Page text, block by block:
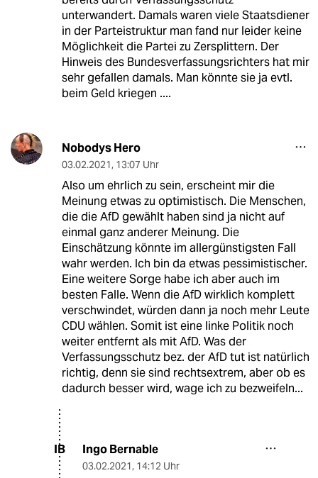
unterwandert. Damals waren viele Staatsdiener
in der Parteistruktur man fand nur leider keine
Möglichkeit die Partei zu Zersplittern. Der
Hinweis des Bundesverfassungsrichters hat mir
sehr gefallen damals. Man könnte sie ja evtl.
beim Geld kriegen ....
Nobodys Hero
03.02.2021, 13:07 Uhr
Also um ehrlich zu sein, erscheint mir die
Meinung etwas zu optimistisch. Die Menschen,
die die AfD gewählt haben sind ja nicht auf
einmal ganz anderer Meinung. Die
Einschätzung könnte im allergünstigsten Fall
wahr werden. Ich bin da etwas pessimistischer.
Eine weitere Sorge habe ich aber auch im
besten Falle. Wenn die AfD wirklich komplett
verschwindet, würden dann ja noch mehr Leute
CDU wählen. Somit ist eine linke Politik noch
weiter entfernt als mit AfD. Was der
Verfassungsschutz bez. der AfD tut ist natürlich
richtig, denn sie sind rechtsextrem, aber ob es
dadurch besser wird, wage ich zu bezweifeln...
IB Ingo Bernable
03.02.2021, 14:12 Uhr